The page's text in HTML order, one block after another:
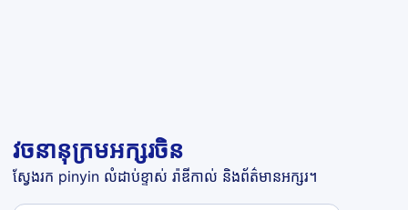
វចនានុក្រមអក្សរចិន
ស្វែងរក pinyin លំដាប់ខ្ទាស់ រ៉ាឌីកាល់ និងព័ត៌មានអក្សរ។